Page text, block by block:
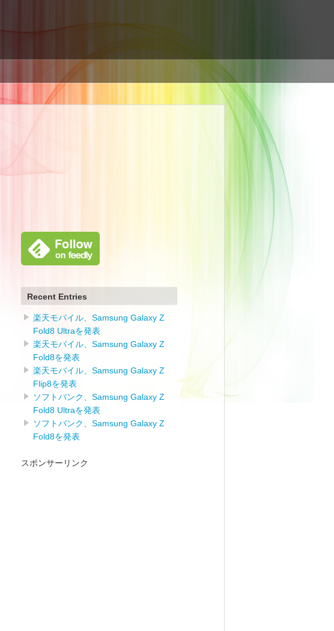
Recent Entries
楽天モバイル、Samsung Galaxy Z
Fold8 Ultraを発表
楽天モバイル、Samsung Galaxy Z
Fold8を発表
楽天モバイル、Samsung Galaxy Z
Flip8を発表
ソフトバンク、Samsung Galaxy Z
Fold8 Ultraを発表
ソフトバンク、Samsung Galaxy Z
Fold8を発表
スポンサーリンク